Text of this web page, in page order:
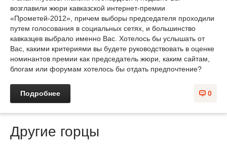
возглавили жюри кавказской интернет-премии
«Прометей-2012», причем выборы председателя проходили
путем голосования в социальных сетях, и большинство
кавказцев выбрало именно Вас. Хотелось бы услышать от
Вас, какими критериями вы будете руководствовать в оценке
номинантов премии как председатель жюри, каким сайтам,
блогам или форумам хотелось бы отдать предпочтение?
0
Подробнее
Другие горцы